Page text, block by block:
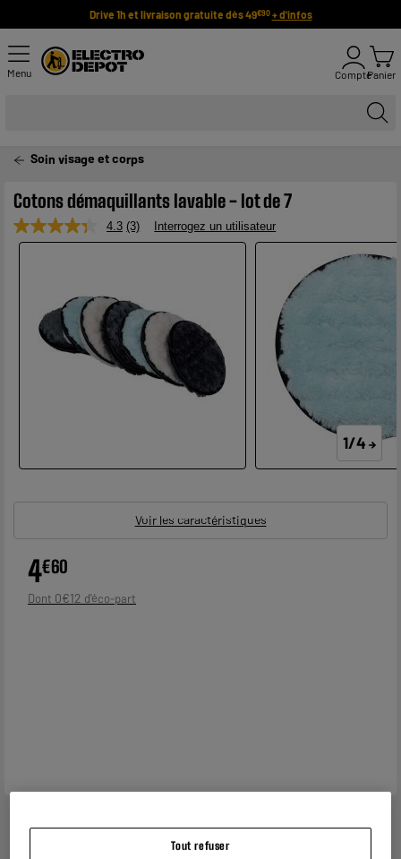
Drive 1h et livraison gratuite dès 49€90 + d'infos
Menu ComptePanier
Soin visage et corps
Cotons démaquillants lavable - lot de 7
4.3 Lire
3
la
même
page.
(3) Interrogez un utilisateur
1/4
Voir les caractéristiques
4€60
Dont 0€12
Tout refuser